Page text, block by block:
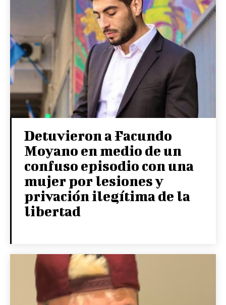
Detuvieron a Facundo
Moyano en medio de un
confuso episodio con una
mujer por lesiones y
privación ilegítima de la
libertad